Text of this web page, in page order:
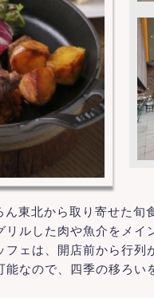
東北から取り寄せた旬
ルした肉や魚介をメイ
ェは、開店前から行列
なので、四季の移ろい